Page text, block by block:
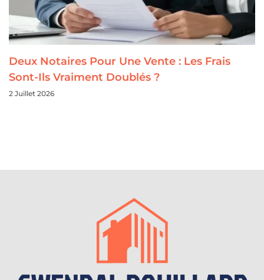
Deux Notaires Pour Une Vente : Les Frais
Sont-Ils Vraiment Doublés ?
2 Juillet 2026